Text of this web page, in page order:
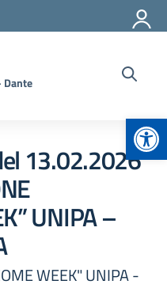
Dante
13.02.2026
UNIPA –
WEEK" UNIPA -